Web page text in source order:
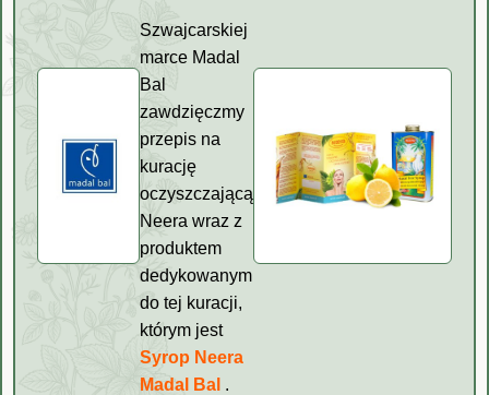
Szwajcarskiej
marce Madal
Bal
zawdzięczmy
przepis na
kurację
oczyszczającą
Neera wraz z
produktem
dedykowanym
do tej kuracji,
którym jest
Syrop Neera
Madal Bal .